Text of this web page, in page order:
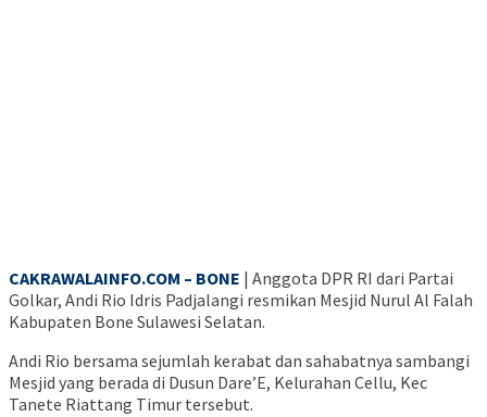
CAKRAWALAINFO.COM – BONE | Anggota DPR RI dari Partai
Golkar, Andi Rio Idris Padjalangi resmikan Mesjid Nurul Al Falah
Kabupaten Bone Sulawesi Selatan.
Andi Rio bersama sejumlah kerabat dan sahabatnya sambangi
Mesjid yang berada di Dusun Dare’E, Kelurahan Cellu, Kec
Tanete Riattang Timur tersebut.